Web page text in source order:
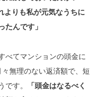
よりも私が元気なうちに
たんです」
べてマンションの頭金に
無理のない返済額で、短
す。
「頭金はなるべく